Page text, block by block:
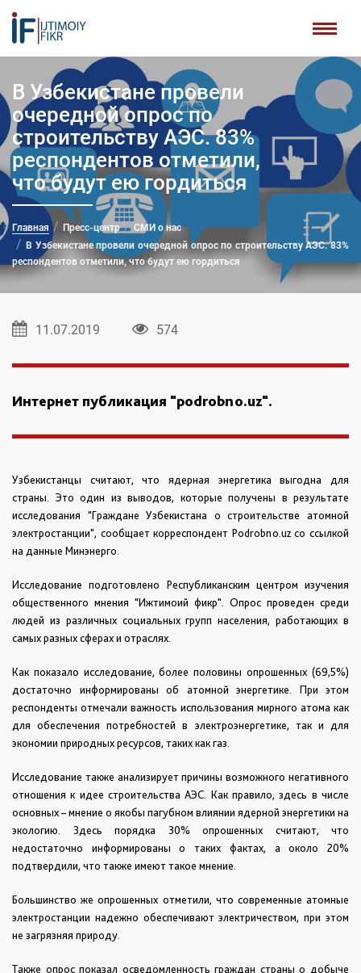
В Узбекистане провели
очередной опрос по
строительству АЭС. 83%
респондентов отметили,
что будут ею гордиться
Главная Пресс-центр
СМИ о нас
В Узбекистане провели очередной опрос по строительству АЭС. 83%
респондентов отметили, что будут ею гордиться
11.07.2019 574
Интернет публикация "podrobno.uz".
Узбекистанцы считают, что ядерная энергетика выгодна для
страны. Это один из выводов, которые получены в результате
исследования "Граждане Узбекистана о строительстве атомной
электростанции", сообщает корреспондент Podrobno.uz со ссылкой
на данные Минэнерго.
Исследование подготовлено Республиканским центром изучения
общественного мнения "Ижтимоий фикр". Опрос проведен среди
людей из различных социальных групп населения, работающих в
самых разных сферах и отраслях.
Как показало исследование, более половины опрошенных (69,5%)
достаточно информированы об атомной энергетике. При этом
респонденты отмечали важность использования мирного атома как
для обеспечения потребностей в электроэнергетике, так и для
экономии природных ресурсов, таких как газ.
Исследование также анализирует причины возможного негативного
отношения к идее строительства АЭС. Как правило, здесь в числе
основных – мнение о якобы пагубном влиянии ядерной энергетики на
экологию. Здесь порядка 30% опрошенных считают, что
недостаточно информированы о таких фактах, а около 20%
подтвердили, что также имеют такое мнение.
Большинство же опрошенных отметили, что современные атомные
электростанции надежно обеспечивают электричеством, при этом
не загрязняя природу.
Также опрос показал осведомленность граждан страны о добыче